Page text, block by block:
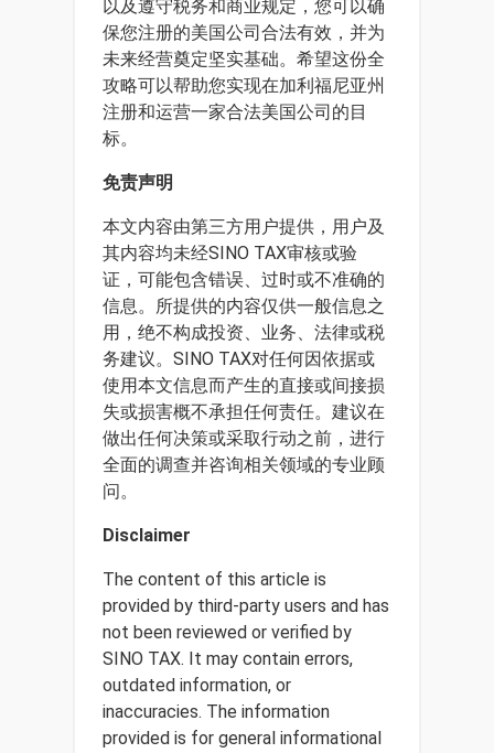
以及遵守税务和商业规定，您可以确
保您注册的美国公司合法有效，并为
未来经营奠定坚实基础。希望这份全
攻略可以帮助您实现在加利福尼亚州
注册和运营一家合法美国公司的目
标。
免责声明
本文内容由第三方用户提供，用户及
其内容均未经SINO TAX审核或验
证，可能包含错误、过时或不准确的
信息。所提供的内容仅供一般信息之
用，绝不构成投资、业务、法律或税
务建议。SINO TAX对任何因依据或
使用本文信息而产生的直接或间接损
失或损害概不承担任何责任。建议在
做出任何决策或采取行动之前，进行
全面的调查并咨询相关领域的专业顾
问。
Disclaimer
The content of this article is
provided by third-party users and has
not been reviewed or verified by
SINO TAX. It may contain errors,
outdated information, or
inaccuracies. The information
provided is for general informational